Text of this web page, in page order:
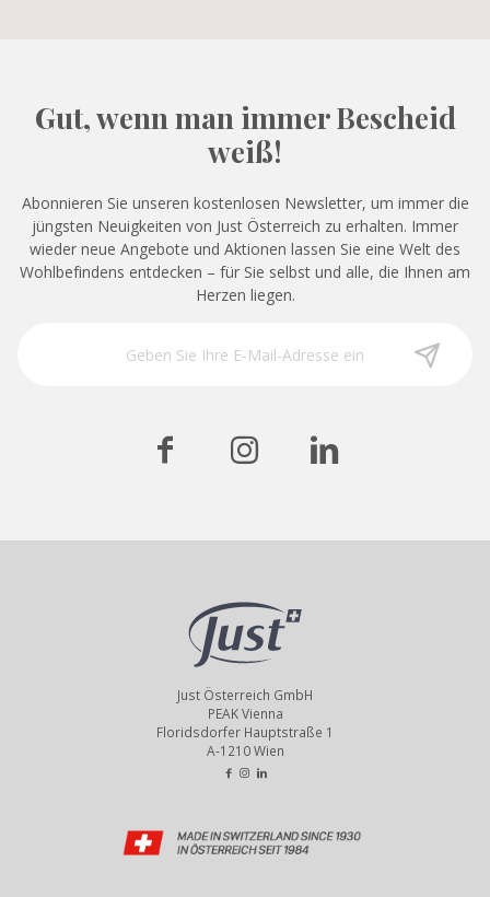
Gut, wenn man immer Bescheid
weiß!
Abonnieren Sie unseren kostenlosen Newsletter, um immer die
jüngsten Neuigkeiten von Just Österreich zu erhalten. Immer
wieder neue Angebote und Aktionen lassen Sie eine Welt des
Wohlbefindens entdecken – für Sie selbst und alle, die Ihnen am
Herzen liegen.
Just Österreich GmbH
PEAK Vienna
Floridsdorfer Hauptstraße 1
A-1210 Wien